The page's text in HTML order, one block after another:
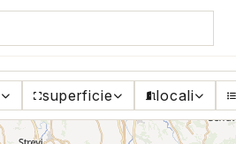
superficie locali